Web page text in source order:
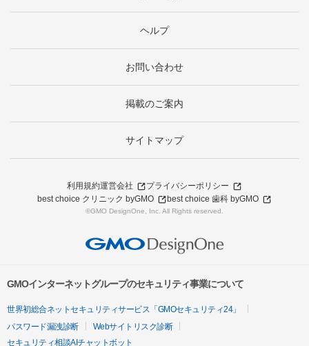
ヘルプ
お問い合わせ
掲載のご案内
サイトマップ
利用規約運営会社
プライバシーポリシー
best choice クリニック byGMO
best choice 歯科 byGMO
©GMO DesignOne, Inc. All Rights reserved.
GMOインターネットグループのセキュリティ事業について
世界初総合ネットセキュリティサービス「GMOセキュリティ24」
パスワード漏洩診断
Webサイトリスク診断
セキュリティ相談AIチャットボット